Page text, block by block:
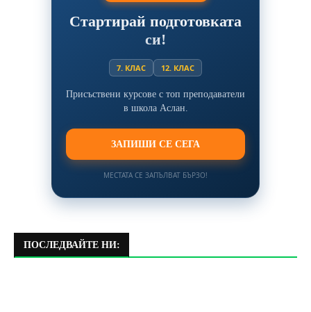
Стартирай подготовката
си!
7. КЛАС 12. КЛАС
Присъствени курсове с топ преподаватели
в школа Аслан.
ЗАПИШИ СЕ СЕГА
МЕСТАТА СЕ ЗАПЪЛВАТ БЪРЗО!
ПОСЛЕДВАЙТЕ НИ: